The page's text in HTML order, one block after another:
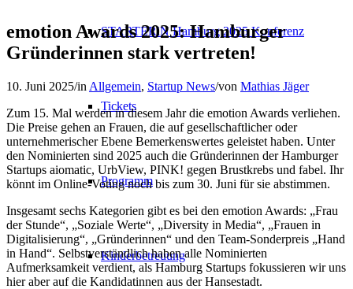
STARTERiN Hamburg 2025 Konferenz
Tickets
Programm
Kinderbetreuung
emotion Awards 2025: Hamburger
Gründerinnen stark vertreten!
10. Juni 2025/in Allgemein, Startup News/von Mathias Jäger
Zum 15. Mal werden in diesem Jahr die emotion Awards verliehen.
Die Preise gehen an Frauen, die auf gesellschaftlicher oder
unternehmerischer Ebene Bemerkenswertes geleistet haben. Unter
den Nominierten sind 2025 auch die Gründerinnen der Hamburger
Startups aiomatic, UrbView, PINK! gegen Brustkrebs und fabel. Ihr
könnt im Online-Voting noch bis zum 30. Juni für sie abstimmen.
Insgesamt sechs Kategorien gibt es bei den emotion Awards: „Frau
der Stunde“, „Soziale Werte“, „Diversity in Media“, „Frauen in
Digitalisierung“, „Gründerinnen“ und den Team-Sonderpreis „Hand
in Hand“. Selbstverständlich haben alle Nominierten
Aufmerksamkeit verdient, als Hamburg Startups fokussieren wir uns
hier aber auf die Kandidatinnen aus der Hansestadt.